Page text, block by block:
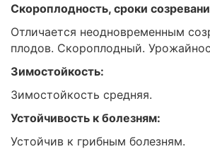
Скороплодность, сроки
Отличается неодновременным
плодов. Скороплодный.
Зимостойкость:
Зимостойкость средняя.
Устойчивость к болезням:
Устойчив к грибным болезням.